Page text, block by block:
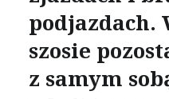
podjazdach.
szosie
z samym